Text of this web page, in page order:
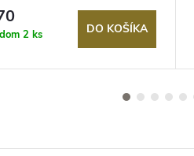
2 ks DO KOŠÍKA